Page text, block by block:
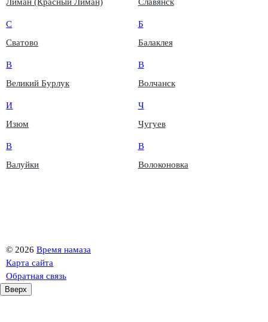
С
Сватово
Б
Балаклея
В
Великий Бурлук
В
Волчанск
И
Изюм
Ч
Чугуев
В
Валуйки
В
Волоконовка
© 2026 Время намаза
Карта сайта
Обратная связь
Вверх